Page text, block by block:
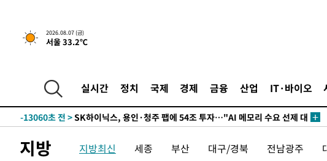
2026.08.07 (금)
서울 33.2℃
실시간 정치 국제 경제 금융 산업 IT·바이오
실천"
-25288초 전 >이란, "오만과 '중앙 단일 루트' 합의…북쪽 인바운드·남쪽 아웃바
운드는 임시"
-16856초 전 >"낮 기온 소폭 하락"…수도권 폭염중대경보, 폭염경보로 하향
-16783초 전 >
[단독]중수청 지원 검사들, 정원 초과 시 낮은 계급 임용…희망지 못
-14754초 전 >
-13060초 전 >SK하이닉스, 용인·청주 팹에 54조 투자…"AI 메모리 수요 선제 대
-9169초 전 >
외국인 심판 성 접대 7경기 들여다보니…한국 축구 '5승 2무'
지방 지방최신 세종 부산 대구/경북 전남광주